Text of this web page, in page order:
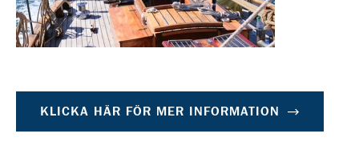
KLICKA HÄR FÖR MER INFORMATION